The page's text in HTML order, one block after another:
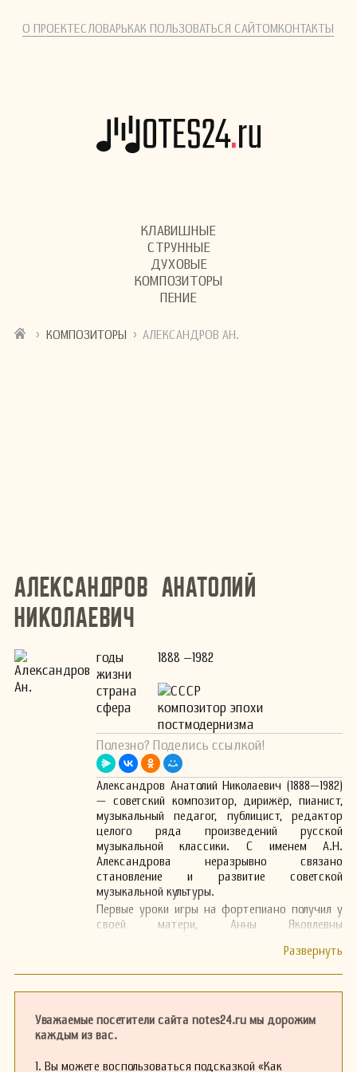
О ПРОЕКТЕСЛОВАРЬКАК ПОЛЬЗОВАТЬСЯ САЙТОМКОНТАКТЫ
КЛАВИШНЫЕ
СТРУННЫЕ
ДУХОВЫЕ
КОМПОЗИТОРЫ
ПЕНИЕ
› КОМПОЗИТОРЫ › АЛЕКСАНДРОВ АН.
Александров Анатолий
Николаевич
годы
жизни
1888 –1982
страна
СССР
сфера
композитор эпохи
постмодернизма
Полезно? Поделись ссылкой!
Александров Анатолий Николаевич (1888—1982)
— советский композитор, дирижёр, пианист,
музыкальный педагог, публицист, редактор
целого ряда произведений русской
музыкальной классики. С именем А.Н.
Александрова неразрывно связано
становление и развитие советской
музыкальной культуры.
Первые уроки игры на фортепиано получил у
своей матери, Анны Яковлевны
ученицы П.И. Чайковского. В исполнении
оставили танеевские вечера, которые
посещали А.Б. Гольденвейзер, В.А. Золотарев,
Сиоиицкая, Б.Л. Яворский, В.Я. Брюсов, Б.Н.
Уважаемые посетители сайта notes24.ru мы дорожим
каждым из вас.
1. Вы можете воспользоваться подсказкой «Как